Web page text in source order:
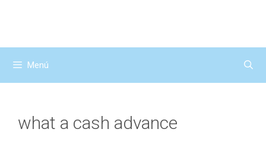
Menú
what a cash advance